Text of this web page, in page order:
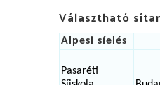
Választható
Alpesi síelés
Pasaréti